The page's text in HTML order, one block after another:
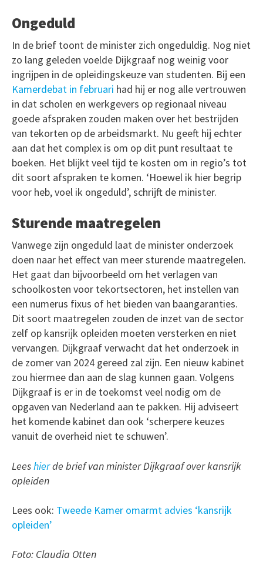
Ongeduld
In de brief toont de minister zich ongeduldig. Nog niet
zo lang geleden voelde Dijkgraaf nog weinig voor
ingrijpen in de opleidingskeuze van studenten. Bij een
Kamerdebat in februari had hij er nog alle vertrouwen
in dat scholen en werkgevers op regionaal niveau
goede afspraken zouden maken over het bestrijden
van tekorten op de arbeidsmarkt. Nu geeft hij echter
aan dat het complex is om op dit punt resultaat te
boeken. Het blijkt veel tijd te kosten om in regio’s tot
dit soort afspraken te komen. ‘Hoewel ik hier begrip
voor heb, voel ik ongeduld’, schrijft de minister.
Sturende maatregelen
Vanwege zijn ongeduld laat de minister onderzoek
doen naar het effect van meer sturende maatregelen.
Het gaat dan bijvoorbeeld om het verlagen van
schoolkosten voor tekortsectoren, het instellen van
een numerus fixus of het bieden van baangaranties.
Dit soort maatregelen zouden de inzet van de sector
zelf op kansrijk opleiden moeten versterken en niet
vervangen. Dijkgraaf verwacht dat het onderzoek in
de zomer van 2024 gereed zal zijn. Een nieuw kabinet
zou hiermee dan aan de slag kunnen gaan. Volgens
Dijkgraaf is er in de toekomst veel nodig om de
opgaven van Nederland aan te pakken. Hij adviseert
het komende kabinet dan ook ‘scherpere keuzes
vanuit de overheid niet te schuwen’.
Leeshierde brief van minister Dijkgraaf over kansrijk
opleiden
Lees ook: Tweede Kamer omarmt advies ‘kansrijk
opleiden’
Foto: Claudia Otten